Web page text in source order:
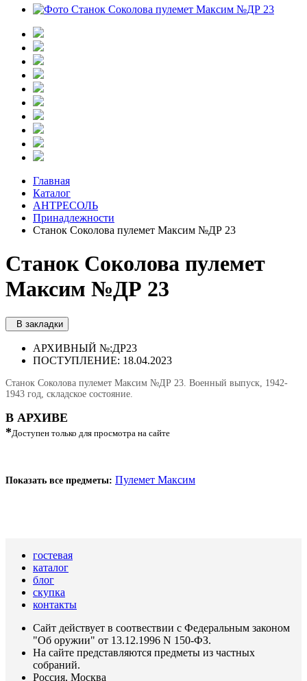
Главная
Каталог
АНТРЕСОЛЬ
Принадлежности
Станок Соколова пулемет Максим №ДР 23
Станок Соколова пулемет
Максим №ДР 23
В закладки
АРХИВНЫЙ №:ДР23
ПОСТУПЛЕНИЕ: 18.04.2023
Станок Соколова пулемет Максим №ДР 23. Военный выпуск, 1942-
1943 год, складское состояние.
В АРХИВЕ
*Доступен только для просмотра на сайте
Показать все предметы: Пулемет Максим
гостевая
каталог
блог
скупка
контакты
Сайт действует в соотвествии с Федеральным законом
"Об оружии" от 13.12.1996 N 150-ФЗ.
На сайте представляются предметы из частных
собраний.
Россия, Москва